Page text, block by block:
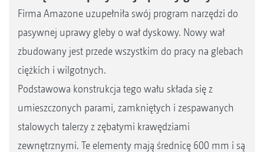
Firma Amazone uzupełniła swój program narzędzi do
pasywnej uprawy gleby o wał dyskowy. Nowy wał
zbudowany jest przede wszystkim do pracy na glebach
ciężkich i wilgotnych.
Podstawowa konstrukcja tego wału składa się z
umieszczonych parami, zamkniętych i zespawanych
stalowych talerzy z zębatymi krawędziami
zewnętrznymi. Te elementy mają średnicę 600 mm i są